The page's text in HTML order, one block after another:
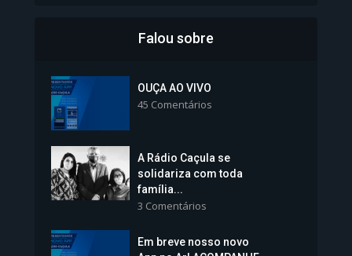
Colégios da Polícia...
Vice-Prefeita Sheila Lemos
Falou sobre
OUÇA AO VIVO
45 Comentários
A Rádio Caçula se
solidariza com toda
família...
3 Comentários
Em breve nosso novo